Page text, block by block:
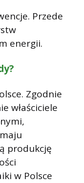
Przede
energii.
Zgodnie
właściciele
produkcję
w Polsce